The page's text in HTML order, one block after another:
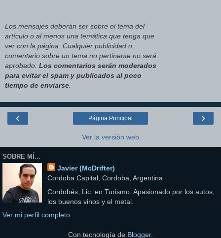
Los mensajes deberán ser sobre el tema del
artículo o al menos una temática que tenga que
ver con la página. Cualquier publicidad o
comentario sobre un tema no pertinente no será
aprobado. Los comentarios serán moderados
para evitar el spam y publicados al poco
tiempo de enviarse
‹ ›
Página Principal
Ver la versión web
SOBRE MÍ...
Javier (McDrifter)
Cordoba Capital, Cordoba, Argentina
Cordobés, Lic. en Turismo. Apasionado por los autos,
los buenos vinos y el metal.
Ver mi perfil completo
Con tecnología de Blogger.